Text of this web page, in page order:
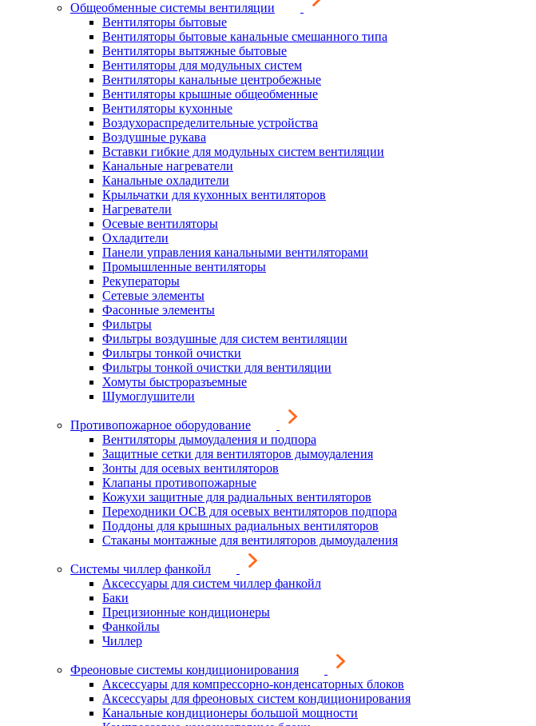
Общеобменные системы вентиляции
Вентиляторы бытовые
Вентиляторы бытовые канальные смешанного типа
Вентиляторы вытяжные бытовые
Вентиляторы для модульных систем
Вентиляторы канальные центробежные
Вентиляторы крышные общеобменные
Вентиляторы кухонные
Воздухораспределительные устройства
Воздушные рукава
Вставки гибкие для модульных систем вентиляции
Канальные нагреватели
Канальные охладители
Крыльчатки для кухонных вентиляторов
Нагреватели
Осевые вентиляторы
Охладители
Панели управления канальными вентиляторами
Промышленные вентиляторы
Рекуператоры
Сетевые элементы
Фасонные элементы
Фильтры
Фильтры воздушные для систем вентиляции
Фильтры тонкой очистки
Фильтры тонкой очистки для вентиляции
Хомуты быстроразъемные
Шумоглушители
Противопожарное оборудование
Вентиляторы дымоудаления и подпора
Защитные сетки для вентиляторов дымоудаления
Зонты для осевых вентиляторов
Клапаны противопожарные
Кожухи защитные для радиальных вентиляторов
Переходники ОСВ для осевых вентиляторов подпора
Поддоны для крышных радиальных вентиляторов
Стаканы монтажные для вентиляторов дымоудаления
Системы чиллер фанкойл
Аксессуары для систем чиллер фанкойл
Баки
Прецизионные кондиционеры
Фанкойлы
Чиллер
Фреоновые системы кондиционирования
Аксессуары для компрессорно-конденсаторных блоков
Аксессуары для фреоновых систем кондиционирования
Канальные кондиционеры большой мощности